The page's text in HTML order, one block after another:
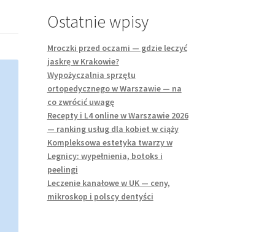
Ostatnie wpisy
Mroczki przed oczami — gdzie leczyć
jaskrę w Krakowie?
Wypożyczalnia sprzętu
ortopedycznego w Warszawie — na
co zwrócić uwagę
Recepty i L4 online w Warszawie 2026
— ranking usług dla kobiet w ciąży
Kompleksowa estetyka twarzy w
Legnicy: wypełnienia, botoks i
peelingi
Leczenie kanałowe w UK — ceny,
mikroskop i polscy dentyści